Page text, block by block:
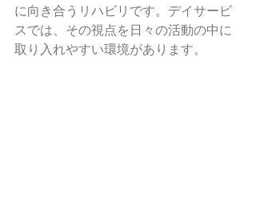
に向き合うリハビリです。デイサービ
スでは、その視点を日々の活動の中に
取り入れやすい環境があります。